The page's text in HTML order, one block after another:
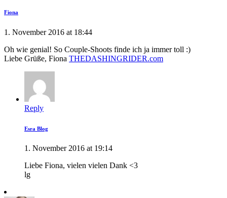
Fiona
1. November 2016 at 18:44
Oh wie genial! So Couple-Shoots finde ich ja immer toll :)
Liebe Grüße, Fiona THEDASHINGRIDER.com
Reply
Esra Blog
1. November 2016 at 19:14
Liebe Fiona, vielen vielen Dank <3
lg